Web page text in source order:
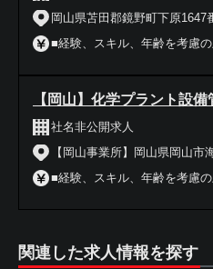
岡山県苫田郡鏡野町下原1647
■経験、スキル、年齢を考慮
【岡山】化学プラント設備
社名非公開求人
【岡山事業所】岡山県岡山
■経験、スキル、年齢を考慮
関連した求人情報を探す